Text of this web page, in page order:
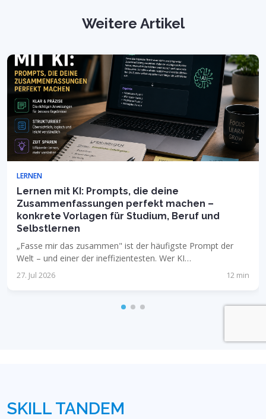
Weitere Artikel
LERNEN
Lernen mit KI: Prompts, die deine
Zusammenfassungen perfekt machen –
konkrete Vorlagen für Studium, Beruf und
Selbstlernen
„Fasse mir das zusammen" ist der häufigste Prompt der
Welt – und einer der ineffizientesten. Wer KI…
27. Jul 2026 12 min
SKILL TANDEM